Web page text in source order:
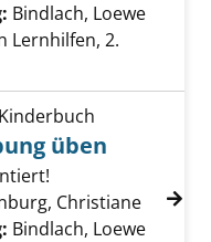
Bindlach, Loewe
Lernhilfen, 2.
Rechtschreibung üben
Kinderbuch
üben
Christiane Suche
Bindlach, Loewe